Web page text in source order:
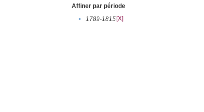
Affiner par période
•
1789-1815[X]